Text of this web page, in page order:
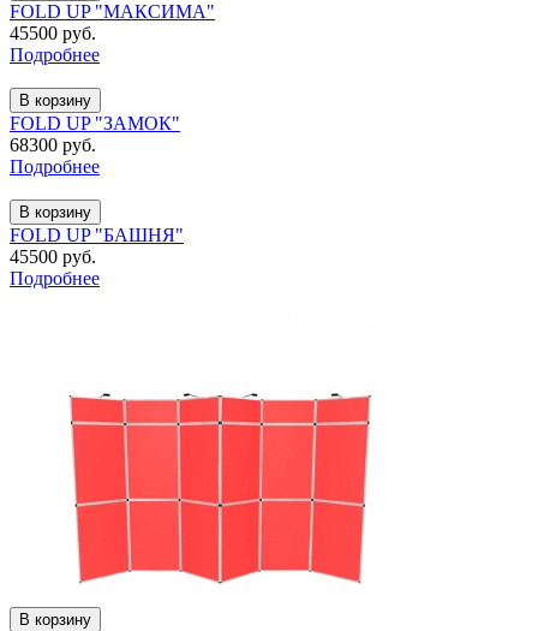
FOLD UP "МАКСИМА"
45500 руб.
Подробнее
В корзину
FOLD UP "ЗАМОК"
68300 руб.
Подробнее
В корзину
FOLD UP "БАШНЯ"
45500 руб.
Подробнее
В корзину